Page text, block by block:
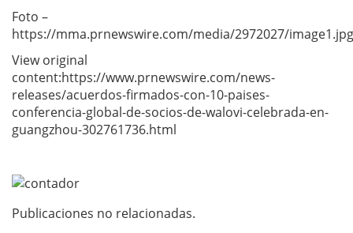
Foto –
https://mma.prnewswire.com/media/2972027/image1.jpg
View original
content:https://www.prnewswire.com/news-
releases/acuerdos-firmados-con-10-paises-
conferencia-global-de-socios-de-walovi-celebrada-en-
guangzhou-302761736.html
Publicaciones no relacionadas.